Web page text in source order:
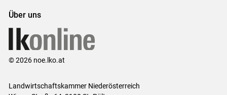
Über uns
© 2026 noe.lko.at
Landwirtschaftskammer Niederösterreich